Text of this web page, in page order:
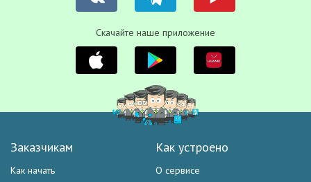
Скачайте наше приложение
Заказчикам
Как начать
Как устроено
О сервисе